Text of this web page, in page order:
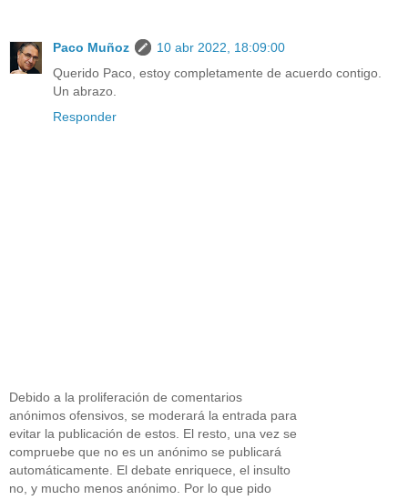
Paco Muñoz
10 abr 2022, 18:09:00
Querido Paco, estoy completamente de acuerdo contigo.
Un abrazo.
Responder
Debido a la proliferación de comentarios
anónimos ofensivos, se moderará la entrada para
evitar la publicación de estos. El resto, una vez se
compruebe que no es un anónimo se publicará
automáticamente. El debate enriquece, el insulto
no, y mucho menos anónimo. Por lo que pido